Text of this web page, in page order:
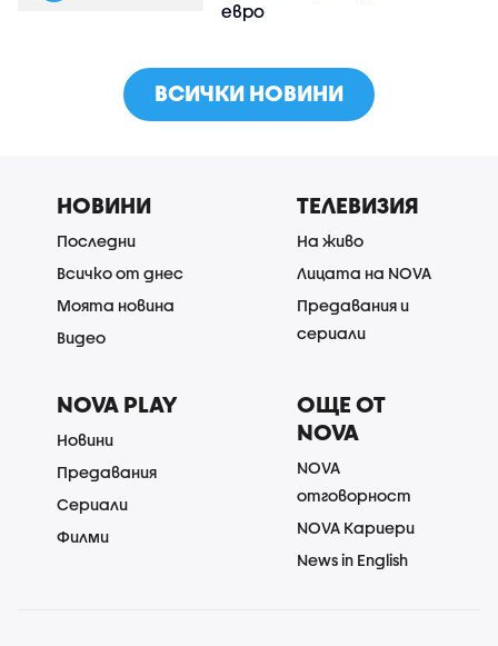
евро
ВСИЧКИ НОВИНИ
НОВИНИ
Последни
Всичко от днес
Моята новина
Видео
ТЕЛЕВИЗИЯ
На живо
Лицата на NOVA
Предавания и
сериали
NOVA PLAY
Новини
Предавания
Сериали
Филми
ОЩЕ ОТ
NOVA
NOVA
отговорност
NOVA Кариери
News in English